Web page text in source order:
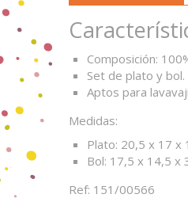
Composición:
Set de plato y bol.
Aptos para
Medidas:
Plato: 20,5 x 17 x
Bol: 17,5 x 14,5 x
Ref: 151/00566